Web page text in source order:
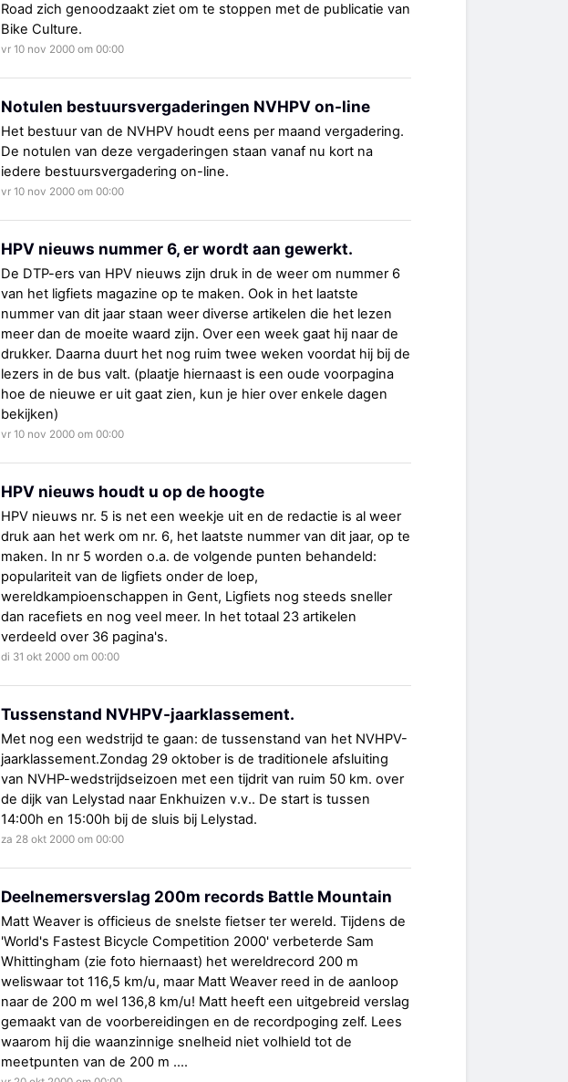
Road zich genoodzaakt ziet om te stoppen met de publicatie van
Bike Culture.
vr 10 nov 2000 om 00:00
Notulen bestuursvergaderingen NVHPV on-line
Het bestuur van de NVHPV houdt eens per maand vergadering.
De notulen van deze vergaderingen staan vanaf nu kort na
iedere bestuursvergadering on-line.
vr 10 nov 2000 om 00:00
HPV nieuws nummer 6, er wordt aan gewerkt.
De DTP-ers van HPV nieuws zijn druk in de weer om nummer 6
van het ligfiets magazine op te maken. Ook in het laatste
nummer van dit jaar staan weer diverse artikelen die het lezen
meer dan de moeite waard zijn. Over een week gaat hij naar de
drukker. Daarna duurt het nog ruim twee weken voordat hij bij de
lezers in de bus valt. (plaatje hiernaast is een oude voorpagina
hoe de nieuwe er uit gaat zien, kun je hier over enkele dagen
bekijken)
vr 10 nov 2000 om 00:00
HPV nieuws houdt u op de hoogte
HPV nieuws nr. 5 is net een weekje uit en de redactie is al weer
druk aan het werk om nr. 6, het laatste nummer van dit jaar, op te
maken. In nr 5 worden o.a. de volgende punten behandeld:
populariteit van de ligfiets onder de loep,
wereldkampioenschappen in Gent, Ligfiets nog steeds sneller
dan racefiets en nog veel meer. In het totaal 23 artikelen
verdeeld over 36 pagina's.
di 31 okt 2000 om 00:00
Tussenstand NVHPV-jaarklassement.
Met nog een wedstrijd te gaan: de tussenstand van het NVHPV-
jaarklassement.Zondag 29 oktober is de traditionele afsluiting
van NVHP-wedstrijdseizoen met een tijdrit van ruim 50 km. over
de dijk van Lelystad naar Enkhuizen v.v.. De start is tussen
14:00h en 15:00h bij de sluis bij Lelystad.
za 28 okt 2000 om 00:00
Deelnemersverslag 200m records Battle Mountain
Matt Weaver is officieus de snelste fietser ter wereld. Tijdens de
'World's Fastest Bicycle Competition 2000' verbeterde Sam
Whittingham (zie foto hiernaast) het wereldrecord 200 m
weliswaar tot 116,5 km/u, maar Matt Weaver reed in de aanloop
naar de 200 m wel 136,8 km/u! Matt heeft een uitgebreid verslag
gemaakt van de voorbereidingen en de recordpoging zelf. Lees
waarom hij die waanzinnige snelheid niet volhield tot de
meetpunten van de 200 m ....